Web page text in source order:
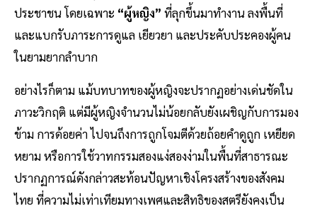
ประชาชน โดยเฉพาะ “ผู้หญิง” ที่ลุกขึ้นมาทำงาน ลงพื้นที่
และแบกรับภาระการดูแล เยียวยา และประคับประคองผู้คน
ในยามยากลำบาก
อย่างไรก็ตาม แม้บทบาทของผู้หญิงจะปรากฏอย่างเด่นชัดใน
ภาวะวิกฤติ แต่มีผู้หญิงจำนวนไม่น้อยกลับยังเผชิญกับการมอง
ข้าม การด้อยค่า ไปจนถึงการถูกโจมตีด้วยถ้อยคำดูถูก เหยียด
หยาม หรือการใช้วาทกรรมสองแง่สองง่ามในพื้นที่สาธารณะ
ปรากฏการณ์ดังกล่าวสะท้อนปัญหาเชิงโครงสร้างของสังคม
ไทย ที่ความไม่เท่าเทียมทางเพศและสิทธิของสตรียังคงเป็น